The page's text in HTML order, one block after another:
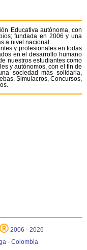
Educativa autónoma, con
fundada en 2006 y una
a nivel nacional.
y profesionales en todas
en el desarrollo humano
nuestros estudiantes como
y autónomos, con el fin de
sociedad más solidaria,
Simulacros, Concursos,
2006 - 2026
- Colombia